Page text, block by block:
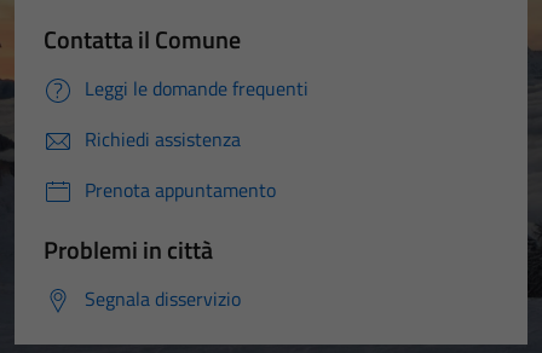
Contatta il Comune
Leggi le domande frequenti
Richiedi assistenza
Prenota appuntamento
Problemi in città
Segnala disservizio